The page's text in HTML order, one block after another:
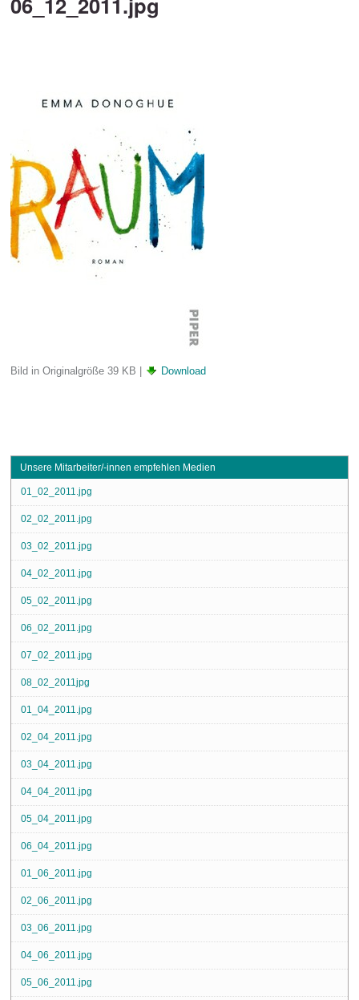
Bild in Originalgröße 39 KB | Download
Unsere Mitarbeiter/-innen empfehlen Medien
01_02_2011.jpg
02_02_2011.jpg
03_02_2011.jpg
04_02_2011.jpg
05_02_2011.jpg
06_02_2011.jpg
07_02_2011.jpg
08_02_2011jpg
01_04_2011.jpg
02_04_2011.jpg
03_04_2011.jpg
04_04_2011.jpg
05_04_2011.jpg
06_04_2011.jpg
01_06_2011.jpg
02_06_2011.jpg
03_06_2011.jpg
04_06_2011.jpg
05_06_2011.jpg